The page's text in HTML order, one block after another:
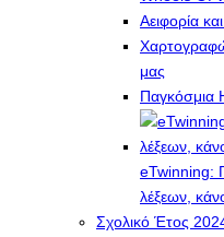
Αειφορία
μας
Παγκόσμια
eTwinning:
λέξεων,
Σχολικό Έτος